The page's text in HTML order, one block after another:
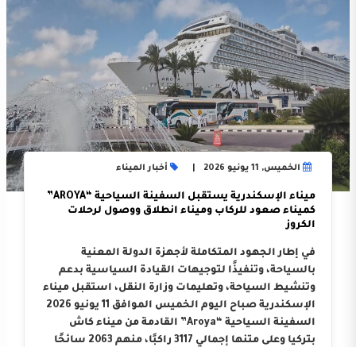
الخميس, 11 يونيو 2026 أخبار الميناء
ميناء الإسكندرية يستقبل السفينة السياحية “AROYA”
كميناء صعود للركاب وميناء انطلاق ووصول لرحلات
الكروز
في إطار الجهود المتكاملة لأجهزة الدولة المعنية
بالسياحة، وتنفيذًا لتوجيهات القيادة السياسية بدعم
وتنشيط السياحة، وتعليمات وزارة النقل، استقبل ميناء
الإسكندرية صباح اليوم الخميس الموافق 11 يونيو 2026
السفينة السياحية “Aroya” القادمة من ميناء كاش
بتركيا وعلى متنها إجمالي 3117 راكبًا، منهم 2063 سائحًا